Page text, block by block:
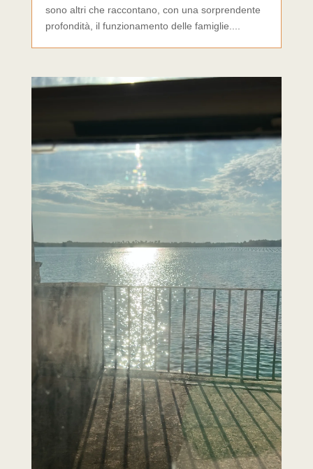
sono altri che raccontano, con una sorprendente
profondità, il funzionamento delle famiglie....